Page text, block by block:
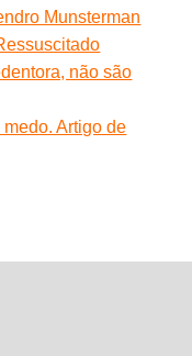
Munsterman
não são
Artigo de